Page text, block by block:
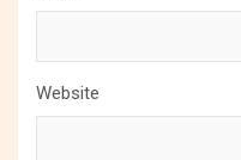
Website